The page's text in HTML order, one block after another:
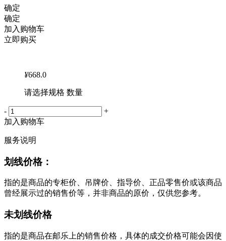
确定
确定
加入购物车
立即购买
¥668.0
请选择规格 数量
-
+
加入购物车
服务说明
划线价格：
指的是商品的专柜价、吊牌价、指导价、正品零售价或该商品
曾经展示过的销售价等，并非商品的原价，仅供您参考。
未划线价格
指的是商品在邮乐上的销售价格，具体的成交价格可能会因使